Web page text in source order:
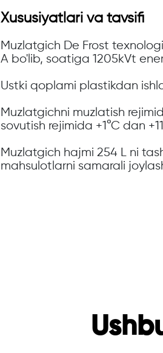
Xususiyatlari va tavsifi
Muzlatgich De Frost
A bo'lib, soatiga 1205kVt
Ustki qoplami plastikdan
Muzlatgichni muzlatish
sovutish rejimida +1°C dan
Muzlatgich hajmi 254 L ni
mahsulotlarni samarali